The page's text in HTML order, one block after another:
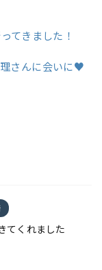
てきました！
さんに会いに♥
てくれました